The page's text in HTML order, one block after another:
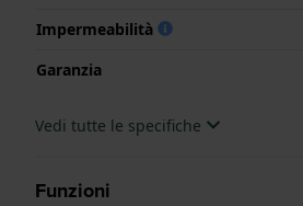
Impermeabilità
Garanzia
Vedi tutte le specifiche
Funzioni